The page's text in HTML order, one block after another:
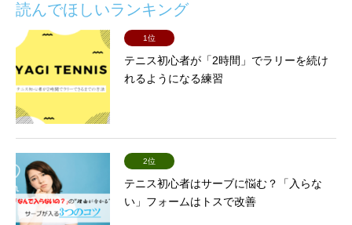
読んでほしいランキング
1位
テニス初心者が「2時間」でラリーを続け
れるようになる練習
2位
テニス初心者はサーブに悩む？「入らな
い」フォームはトスで改善